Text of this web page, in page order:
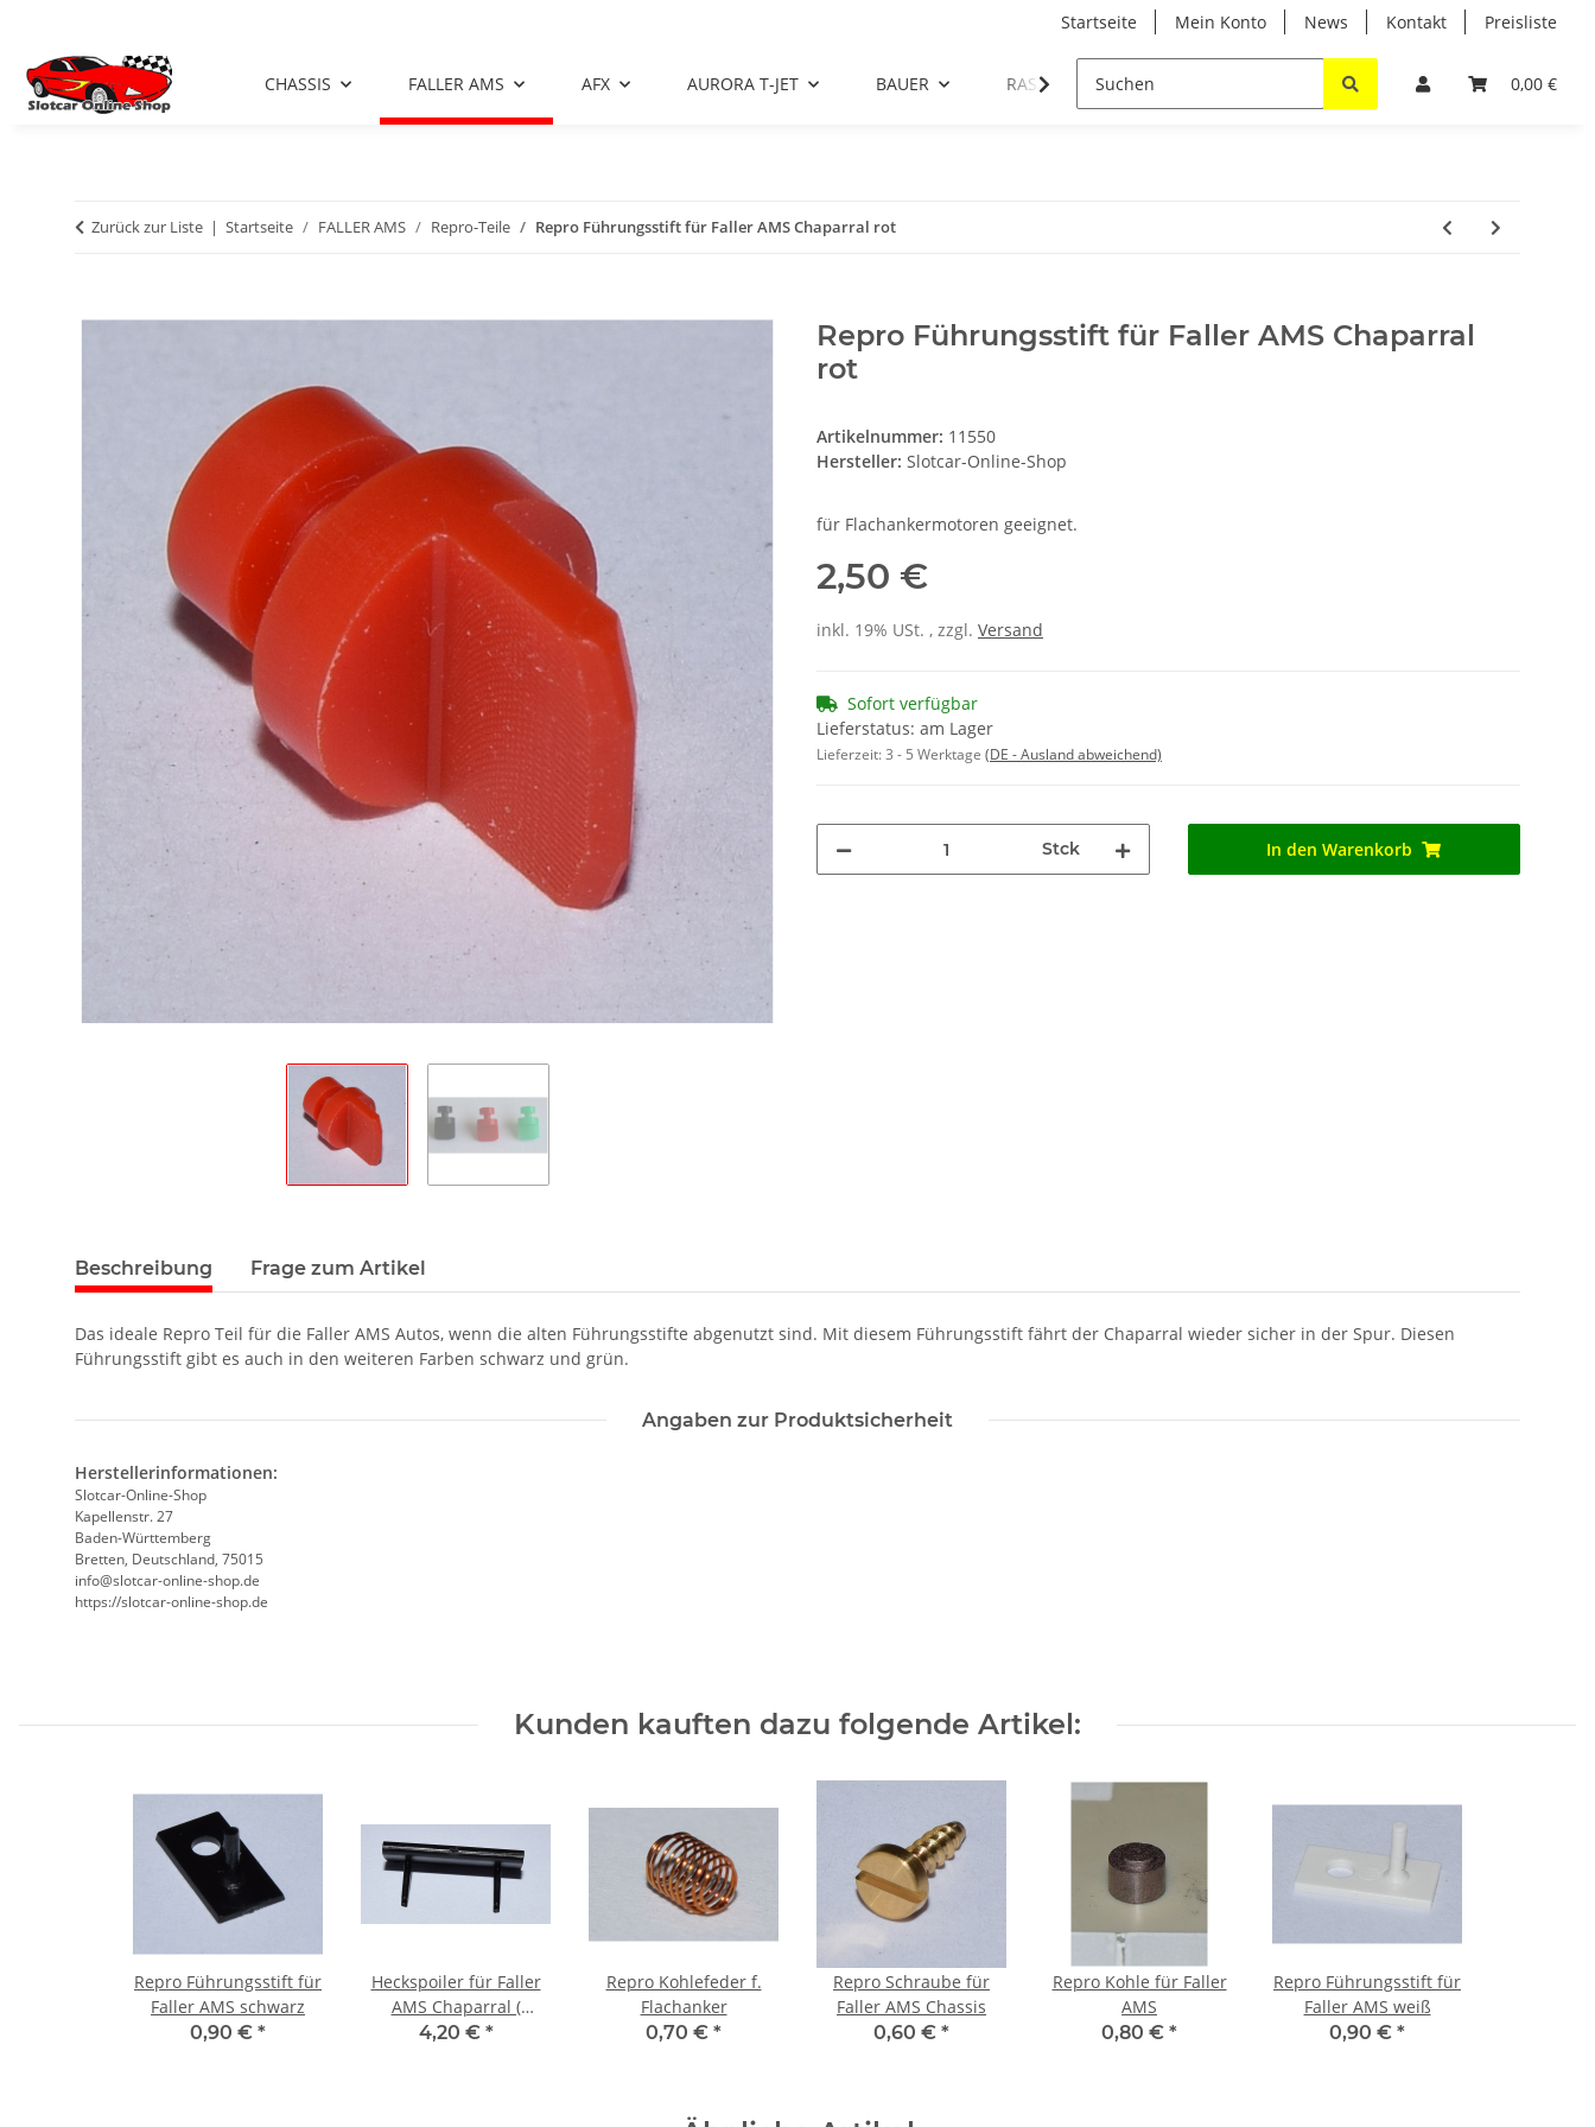
Startseite Mein Konto News Kontakt Preisliste
0,00 €
CHASSIS FALLER AMS AFX AURORA T-JET BAUER RASANT
Zurück zur Liste Startseite FALLER AMS Repro-Teile Repro Führungsstift für Faller AMS Chaparral rot
Repro Führungsstift für Faller AMS Chaparral
rot
Artikelnummer: 11550
Hersteller: Slotcar-Online-Shop
für Flachankermotoren geeignet.
2,50 €
inkl. 19% USt. , zzgl. Versand
Sofort verfügbar
Lieferstatus: am Lager
Lieferzeit:3 - 5 Werktage (DE - Ausland abweichend)
Stck In den Warenkorb
Beschreibung Frage zum Artikel
Das ideale Repro Teil für die Faller AMS Autos, wenn die alten Führungsstifte abgenutzt sind. Mit diesem Führungsstift fährt der Chaparral wieder sicher in der Spur. Diesen
Führungsstift gibt es auch in den weiteren Farben schwarz und grün.
Angaben zur Produktsicherheit
Herstellerinformationen:
Slotcar-Online-Shop
Kapellenstr. 27
Baden-Württemberg
Bretten, Deutschland, 75015
info@slotcar-online-shop.de
https://slotcar-online-shop.de
Kunden kauften dazu folgende Artikel:
Repro Führungsstift für
Faller AMS schwarz
0,90 € *
Heckspoiler für Faller
AMS Chaparral (
Reproteil )
4,20 € *
Repro Kohlefeder f.
Flachanker
0,70 € *
Repro Schraube für
Faller AMS Chassis
0,60 € *
Repro Kohle für Faller
AMS
0,80 € *
Repro Führungsstift für
Faller AMS weiß
0,90 € *